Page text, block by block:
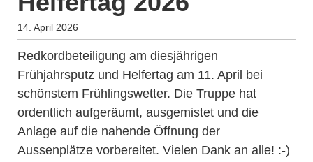
14. April 2026
Redkordbeteiligung am diesjährigen
Frühjahrsputz und Helfertag am 11. April bei
schönstem Frühlingswetter. Die Truppe hat
ordentlich aufgeräumt, ausgemistet und die
Anlage auf die nahende Öffnung der
Aussenplätze vorbereitet. Vielen Dank an alle! :-)